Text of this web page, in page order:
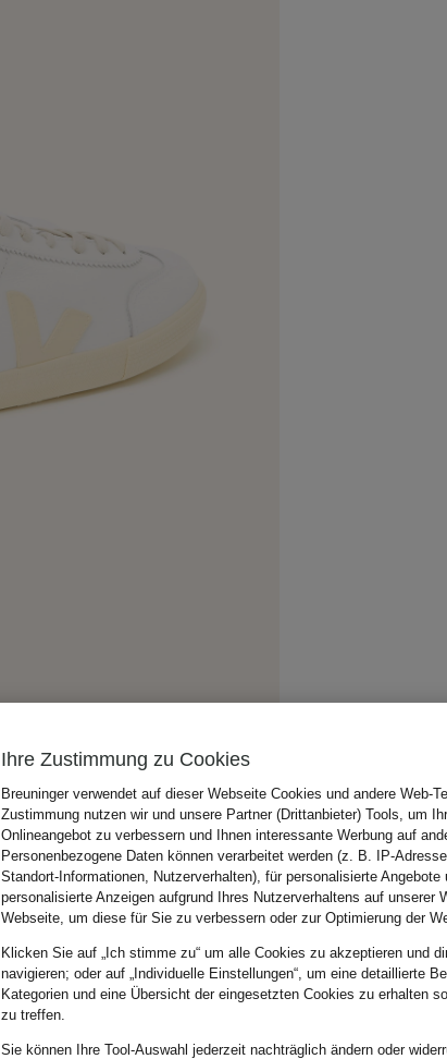
Ihre Zustimmung zu Cookies
Breuninger verwendet auf dieser Webseite Cookies und andere Web-
Zustimmung nutzen wir und unsere Partner (Drittanbieter) Tools, um
Onlineangebot zu verbessern und Ihnen interessante Werbung auf
Personenbezogene Daten können verarbeitet werden (z. B. IP-
Standort-Informationen, Nutzerverhalten), für personalisierte
personalisierte Anzeigen aufgrund Ihres Nutzerverhaltens auf unserer
Webseite, um diese für Sie zu verbessern oder zur Optimierung der
Klicken Sie auf „Ich stimme zu“ um alle Cookies zu akzeptieren und
navigieren; oder auf „Individuelle Einstellungen“, um eine detaillierte
Kategorien und eine Übersicht der eingesetzten Cookies zu erhalten
zu treffen.
Sie können Ihre Tool-Auswahl jederzeit nachträglich ändern oder